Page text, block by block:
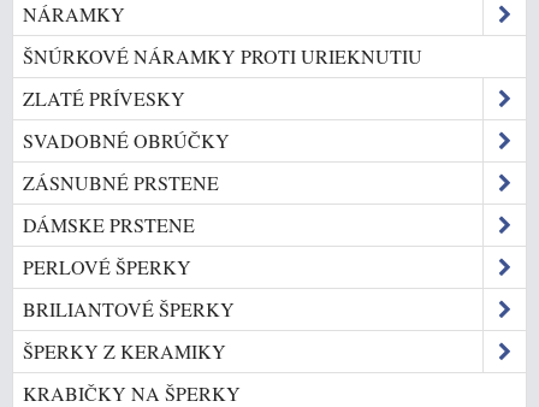
NÁRAMKY
ŠNÚRKOVÉ NÁRAMKY PROTI URIEKNUTIU
ZLATÉ PRÍVESKY
SVADOBNÉ OBRÚČKY
ZÁSNUBNÉ PRSTENE
DÁMSKE PRSTENE
PERLOVÉ ŠPERKY
BRILIANTOVÉ ŠPERKY
ŠPERKY Z KERAMIKY
KRABIČKY NA ŠPERKY